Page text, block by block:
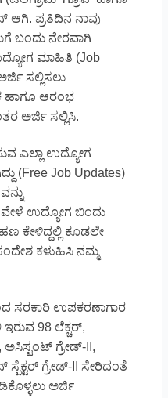
ಆಗಿ. ಪ್ರತಿದಿನ ನಾವು
ಬಂದು ನೇರವಾಗಿ
ಮಾಹಿತಿ (Job
ಸಲ್ಲಿಸಲು
ಆರಂಭ
ಅರ್ಜಿ ಸಲ್ಲಿಸಿ.
ಎಲ್ಲಾ ಉದ್ಯೋಗ
(Free Job Updates)
ವೇಳೆ ಉದ್ಯೋಗ ಬಿಂದು
ಕೇಳಿದ್ದಲ್ಲಿ ಕೂಡಲೇ
ಕಳುಹಿಸಿ ನಮ್ಮ
ಸರಕಾರಿ ಉಪಕರಣಾಗಾರ
ಇರುವ 98 ಲೆಕ್ಚರ್,
ಗ್ರೇಡ್-II,
ಗ್ರೇಡ್-II ಸೇರಿದಂತೆ
ಅರ್ಜಿ